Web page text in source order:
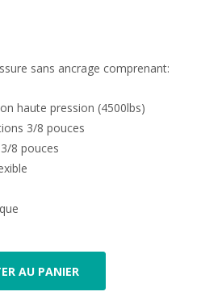
sans ancrage comprenant:
haute pression (4500lbs)
3/8 pouces
8 pouces
AU PANIER